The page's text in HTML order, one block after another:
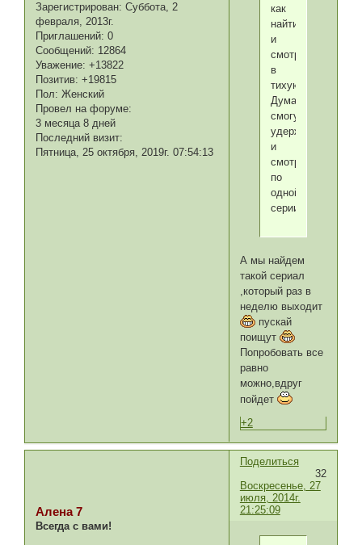
Зарегистрирован: Суббота, 2
февраля, 2013г.
Приглашений: 0
Сообщений: 12864
Уважение: +13822
Позитив: +19815
Пол: Женский
Провел на форуме:
3 месяца 8 дней
Последний визит:
Пятница, 25 октября, 2019г. 07:54:13
как
найти
и
смотреть
в
тихую.....
Думаешь
смогут
удержаться
и
смотреть
по
одной
серии?
А мы найдем
такой сериал
,который раз в
неделю выходит
пускай
поищут
Попробовать все
равно
можно,вдруг
пойдет
+2
Поделиться
32
Воскресенье, 27
июля, 2014г.
21:25:09
Алена 7
Всегда с вами!